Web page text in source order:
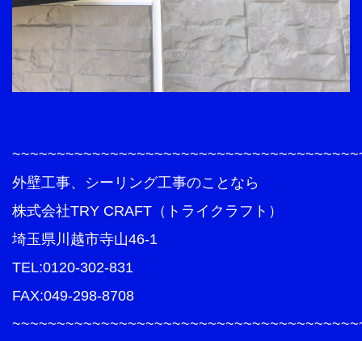
外壁工事、シーリング工事のことなら
株式会社TRY CRAFT（トライクラフト）
埼玉県川越市寺山46-1
TEL:0120-302-831
FAX:049-298-8708